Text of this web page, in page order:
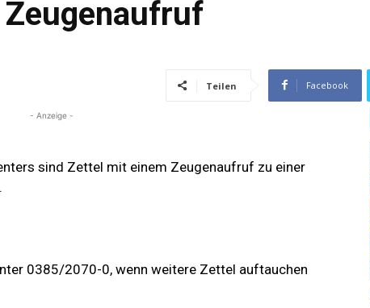
Teilen Facebook
- Anzeige -
sind Zettel mit einem Zeugenaufruf zu einer
0385/2070-0, wenn weitere Zettel auftauchen